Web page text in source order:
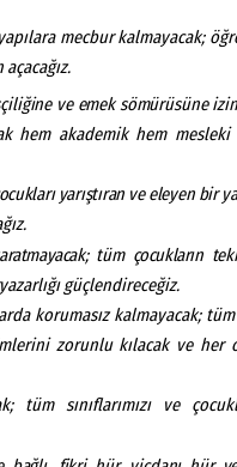
mecbur kalmayacak;
ve emek sömürüsüne izin
hem akademik hem
yarıştıran ve eleyen bir
tüm çocukların
güçlendireceğiz.
korumasız kalmayacak;
zorunlu kılacak ve
tüm sınıflarımızı ve